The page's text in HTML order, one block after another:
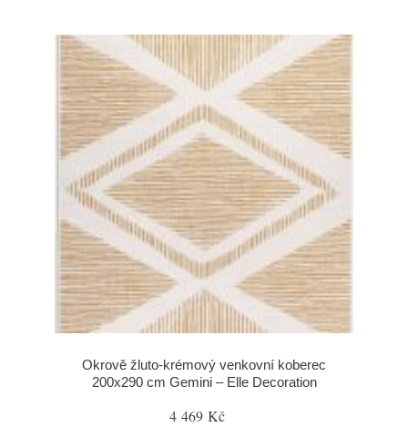
Okrově žluto-krémový venkovní koberec
200x290 cm Gemini – Elle Decoration
4 469 Kč